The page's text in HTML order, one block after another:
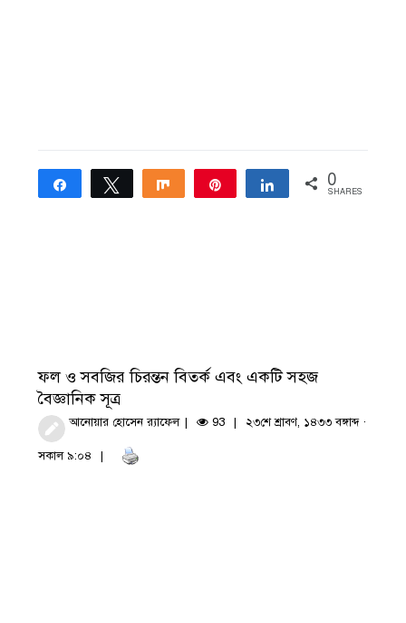
Share Tweet Share Share 0
SHARES
ফল ও সবজির চিরন্তন বিতর্ক এবং একটি সহজ
বৈজ্ঞানিক সূত্র
আনোয়ার হোসেন র‍্যাফেল 93 ২৩শে শ্রাবণ, ১৪৩৩ বঙ্গাব্দ ·
সকাল ৯:০৪